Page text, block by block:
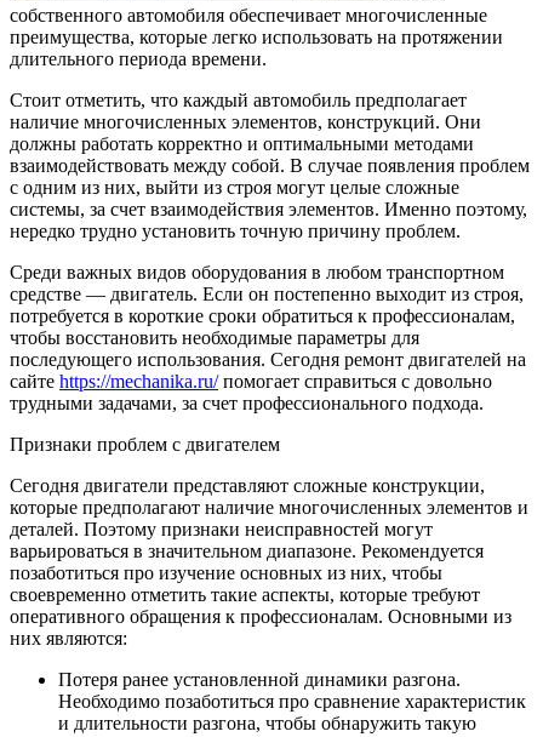
собственного автомобиля обеспечивает многочисленные
преимущества, которые легко использовать на протяжении
длительного периода времени.
Стоит отметить, что каждый автомобиль предполагает
наличие многочисленных элементов, конструкций. Они
должны работать корректно и оптимальными методами
взаимодействовать между собой. В случае появления проблем
с одним из них, выйти из строя могут целые сложные
системы, за счет взаимодействия элементов. Именно поэтому,
нередко трудно установить точную причину проблем.
Среди важных видов оборудования в любом транспортном
средстве — двигатель. Если он постепенно выходит из строя,
потребуется в короткие сроки обратиться к профессионалам,
чтобы восстановить необходимые параметры для
последующего использования. Сегодня ремонт двигателей на
сайте https://mechanika.ru/помогает справиться с довольно
трудными задачами, за счет профессионального подхода.
Признаки проблем с двигателем
Сегодня двигатели представляют сложные конструкции,
которые предполагают наличие многочисленных элементов и
деталей. Поэтому признаки неисправностей могут
варьироваться в значительном диапазоне. Рекомендуется
позаботиться про изучение основных из них, чтобы
своевременно отметить такие аспекты, которые требуют
оперативного обращения к профессионалам. Основными из
них являются:
Потеря ранее установленной динамики разгона.
Необходимо позаботиться про сравнение характеристик
и длительности разгона, чтобы обнаружить такую